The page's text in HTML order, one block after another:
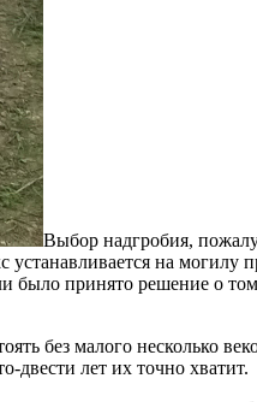
Выбор надгробия,
на могилу
было принято решение о
без малого несколько
двести лет их точно хватит.